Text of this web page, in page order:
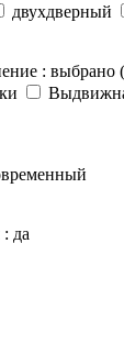
двухдверный
: выбрано (
: да